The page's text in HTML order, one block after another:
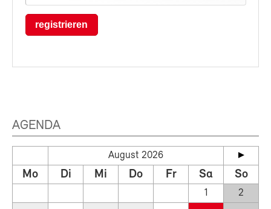
registrieren
AGENDA
August 2026
Mo Di Mi Do Fr Sa So
1
2